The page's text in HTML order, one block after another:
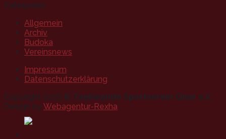
Kategorien
Allgemein
Archiv
Budoka
Vereinsnews
Impressum
Datenschutzerklärung
Copyright 2026 © Taekwondo Sportverein Cinar e.V.
Design byWebagentur-Rexha